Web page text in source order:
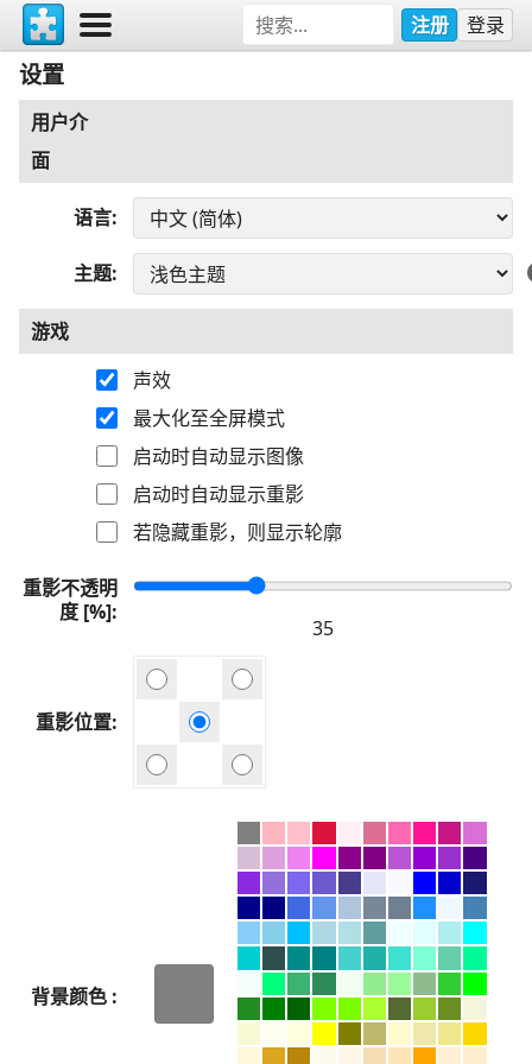
注册 登录
设置
用户介
面
语言
主题
游戏
声效
最大化至全屏模式
启动时自动显示图像
启动时自动显示重影
若隐藏重影，则显示轮廓
重影不透明
度 [%]
重影位置
背景颜色